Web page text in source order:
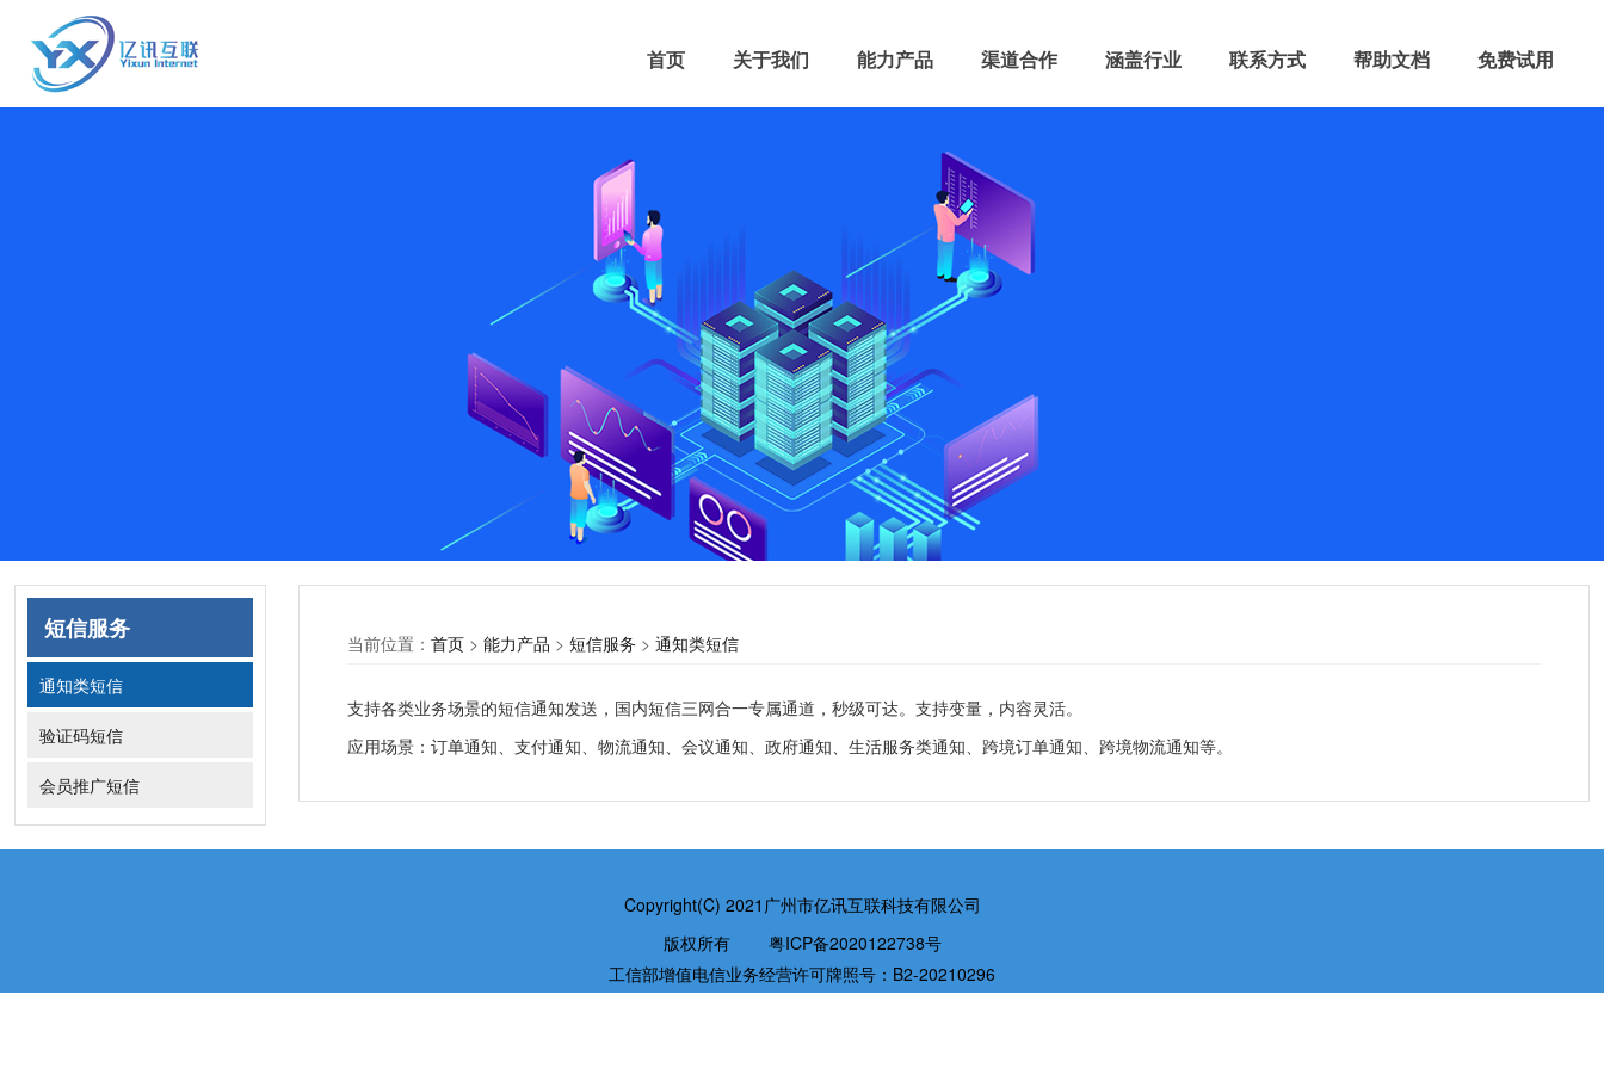
免费试用
帮助文档
联系方式
涵盖行业
渠道合作
能力产品
关于我们
首页
短信服务
通知类短信
验证码短信
会员推广短信
当前位置： 首页> 能力产品 > 短信服务 > 通知类短信
支持各类业务场景的短信通知发送，国内短信三网合一专属通道，秒级可达。支持变量，内容灵活。
应用场景：订单通知、支付通知、物流通知、会议通知、政府通知、生活服务类通知、跨境订单通知、跨境物流通知等。
Copyright(C) 2021广州市亿讯互联科技有限公司
版权所有
粤ICP备2020122738号
工信部增值电信业务经营许可牌照号：B2-20210296